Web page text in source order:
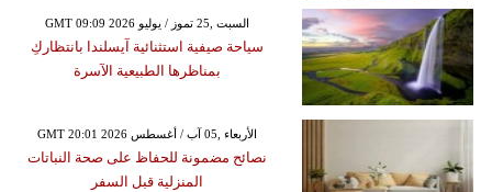
GMT 09:09 2026 السبت ,25 تموز / يوليو
سياحة صيفية استثنائية آيسلندا بانتظاركِ
بمناظرها الطبيعية الآسرة
GMT 20:01 2026 الأربعاء ,05 آب / أغسطس
نصائح مضمونة للحفاظ على صحة النباتات
المنزلية قبل السفر